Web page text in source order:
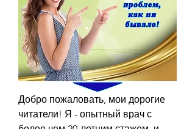
Добро пожаловать, мои дорогие
читатели! Я - опытный врач с